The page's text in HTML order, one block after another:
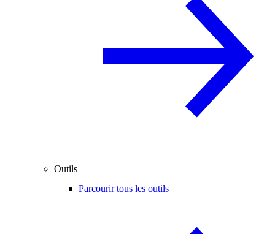
Outils
Parcourir tous les outils